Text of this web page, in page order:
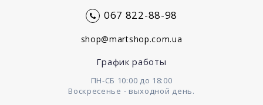
067 822-88-98
shop@martshop.com.ua
График работы
ПН-СБ 10:00 до 18:00
Воскресенье - выходной день.